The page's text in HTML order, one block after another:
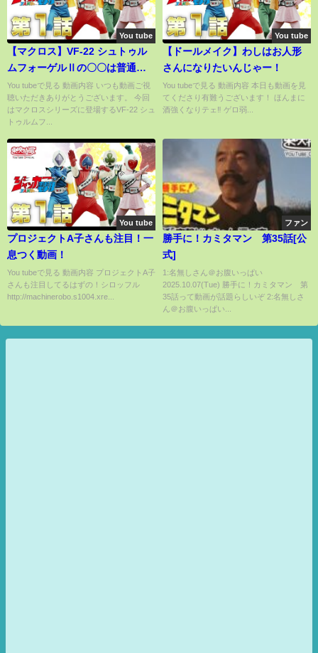
You tube
【マクロス】VF-22 シュトゥル
ムフォーゲルⅡの〇〇は普通じ
ゃなかった！
You tubeで見る 動画内容 いつも動画ご視
聴いただきありがとうございます。 今回
はマクロスシリーズに登場するVF-22 シュ
トゥルムフ...
You tube
【ドールメイク】わしはお人形
さんになりたいんじゃー！
You tubeで見る 動画内容 本日も動画を見
てくださり有難うございます！ ほんまに
酒強くなりテェ‼️ ゲロ弱...
You tube
プロジェクトA子さんも注目！一
息つく動画！
You tubeで見る 動画内容 プロジェクトA子
さんも注目してるはずの！シロッフル
http://machinerobo.s1004.xre...
ファン
勝手に！カミタマン 第35話[公
式]
1:名無しさん＠お腹いっぱい
2025.10.07(Tue) 勝手に！カミタマン 第
35話って動画が話題らしいぞ 2:名無しさ
ん＠お腹いっぱい...